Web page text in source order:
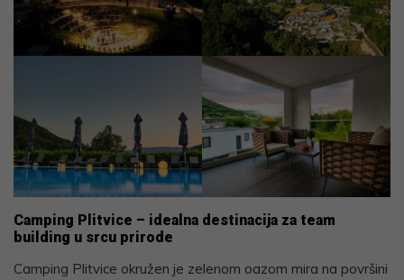
Camping Plitvice – idealna destinacija za team
building u srcu prirode
Camping Plitvice okružen je zelenom oazom mira na površini